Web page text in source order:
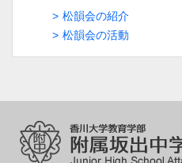
松韻会の紹介
松韻会の活動